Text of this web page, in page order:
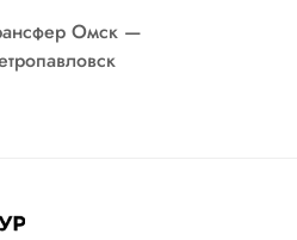
Омск —